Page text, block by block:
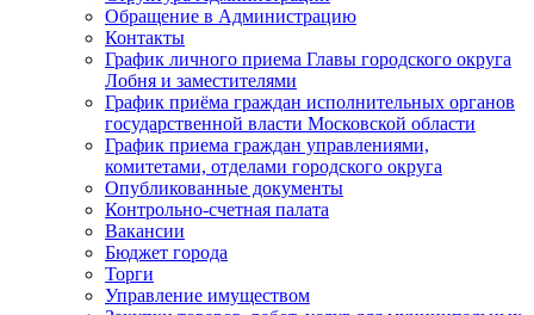
Обращение в Администрацию
Контакты
График личного приема Главы городского округа
Лобня и заместителями
График приёма граждан исполнительных органов
государственной власти Московской области
График приема граждан управлениями,
комитетами, отделами городского округа
Опубликованные документы
Контрольно-счетная палата
Вакансии
Бюджет города
Торги
Управление имуществом